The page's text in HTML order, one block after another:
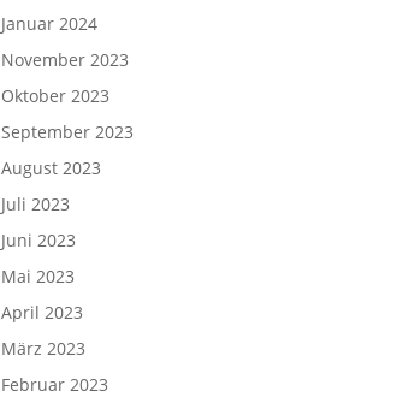
Januar 2024
November 2023
Oktober 2023
September 2023
August 2023
Juli 2023
Juni 2023
Mai 2023
April 2023
März 2023
Februar 2023